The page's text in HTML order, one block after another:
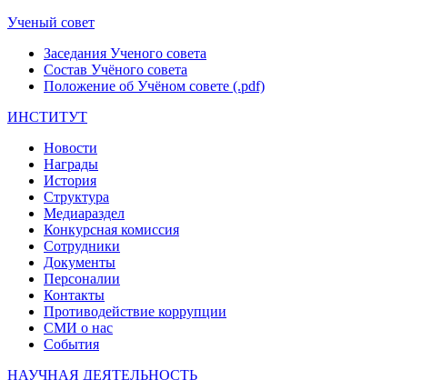
Ученый совет
Заседания Ученого совета
Состав Учёного совета
Положение об Учёном совете (.pdf)
ИНСТИТУТ
Новости
Награды
История
Структура
Медиараздел
Конкурсная комиссия
Сотрудники
Документы
Персоналии
Контакты
Противодействие коррупции
СМИ о нас
События
НАУЧНАЯ ДЕЯТЕЛЬНОСТЬ